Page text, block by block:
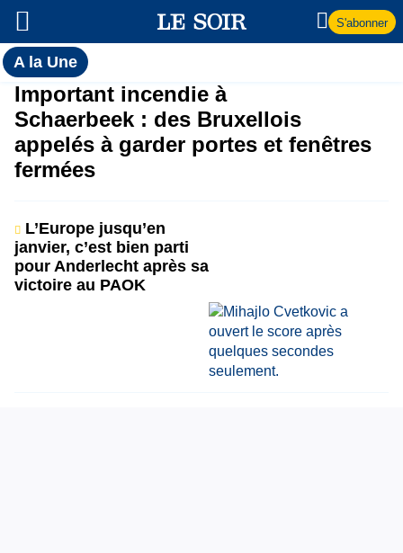
S'abonner
A la UneToutes
l'actualité
du Soir
A
la
Une
Important incendie à
Schaerbeek : des Bruxellois
appelés à garder portes et fenêtres
fermées
L’Europe jusqu’en
janvier, c’est bien parti
pour Anderlecht après sa
victoire au PAOK